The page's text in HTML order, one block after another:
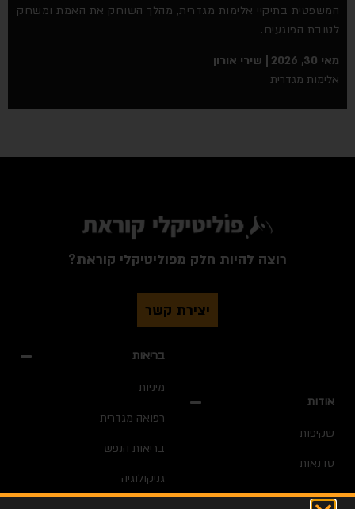
המשפטית בתיקיי אלימות מגדרית, מהלך השוחק את האמת ומשחק
לטובת הפוגעים.
מאי 30, 2026
שירי אורון
אלימות מגדרית
רוצה להיות חלק מפוליטיקלי קוראת?
יצירת קשר
אודות
שקיפות
סדנאות
בריאות
מיניות
רפואה מגדרית
בריאות הנפש
גניקולוגיה